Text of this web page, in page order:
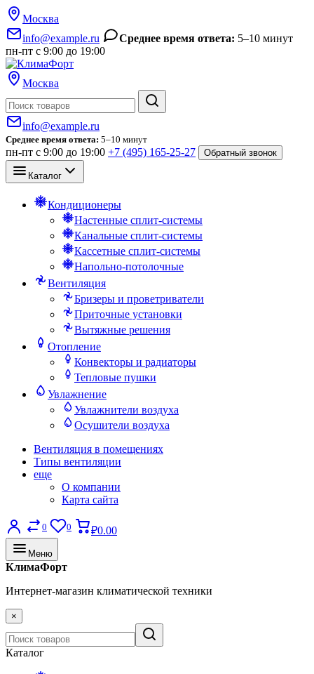
Москва
info@example.ru
Среднее время ответа: 5–10 минут
пн-пт с 9:00 до 19:00
Москва
info@example.ru
Среднее время ответа: 5–10 минут
пн-пт с 9:00 до 19:00 +7 (495) 165-25-27 Обратный звонок
Каталог
Кондиционеры
Настенные сплит-системы
Канальные сплит-системы
Кассетные сплит-системы
Напольно-потолочные
Вентиляция
Бризеры и проветриватели
Приточные установки
Вытяжные решения
Отопление
Конвекторы и радиаторы
Тепловые пушки
Увлажнение
Увлажнители воздуха
Осушители воздуха
Вентиляция в помещениях
Типы вентиляции
еще
О компании
Карта сайта
0 0 ₽0.00
Меню
КлимаФорт
Интернет-магазин климатической техники
×
Каталог